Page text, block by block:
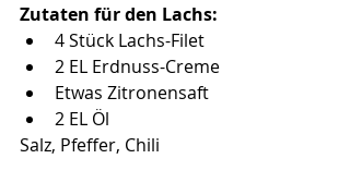
Zutaten für den Lachs:
4 Stück Lachs-Filet
2 EL Erdnuss-Creme
Etwas Zitronensaft
2 EL Öl
Salz, Pfeffer, Chili